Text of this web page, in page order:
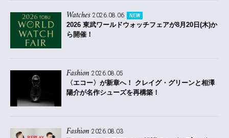
Watches 2026.08.06 NEW
2026 東武ワールドウォッチフェアが8月20日(木)か
ら開催！
Fashion 2026.08.05
〈エコー〉が新章へ！ クレイグ・グリーンと相澤
陽介が名作シューズを再構築！
Fashion 2026.08.03